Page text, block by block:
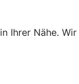
Ihrer Nähe. Wir